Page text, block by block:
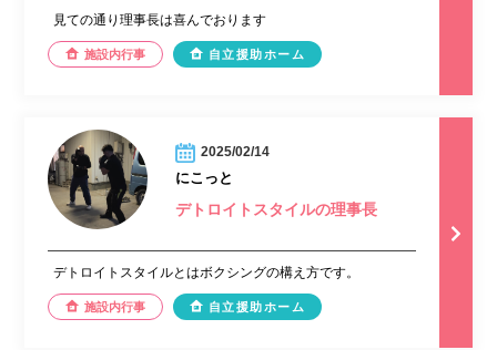
見ての通り理事長は喜んでおります
施設内行事 自立援助ホーム
2025/02/14
にこっと
デトロイトスタイルの理事長
デトロイトスタイルとはボクシングの構え方です。
施設内行事 自立援助ホーム